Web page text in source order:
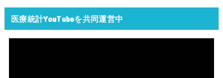
医療統計YouTubeを共同運営中